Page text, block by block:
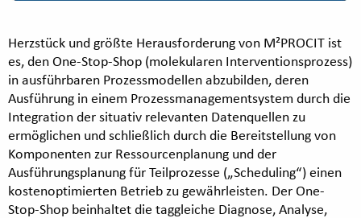
Herzstück und größte Herausforderung von M²PROCIT ist
es, den One-Stop-Shop (molekularen Interventionsprozess)
in ausführbaren Prozessmodellen abzubilden, deren
Ausführung in einem Prozessmanagementsystem durch die
Integration der situativ relevanten Datenquellen zu
ermöglichen und schließlich durch die Bereitstellung von
Komponenten zur Ressourcenplanung und der
Ausführungsplanung für Teilprozesse („Scheduling“) einen
kostenoptimierten Betrieb zu gewährleisten. Der One-
Stop-Shop beinhaltet die taggleiche Diagnose, Analyse,